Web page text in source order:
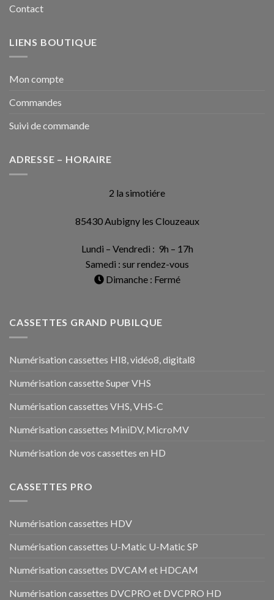
Contact
LIENS BOUTIQUE
Mon compte
Commandes
Suivi de commande
ADRESSE – HORAIRE
2 la simotiére
85430 Aubigny les Clouzeaux
Lundi – Vendredi : 9h – 17h
Samedi : sur rendez-vous
Dimanche : Fermé
CASSETTES GRAND PUBILQUE
Numérisation cassettes HI8, vidéo8, digital8
Numérisation cassette Super VHS
Numérisation cassettes VHS, VHS-C
Numérisation cassettes MiniDV, MicroMV
Numérisation de vos cassettes en HD
CASSETTES PRO
Numérisation cassettes HDV
Numérisation cassettes U-Matic U-Matic SP
Numérisation cassettes DVCAM et HDCAM
Numérisation cassettes DVCPRO et DVCPRO HD